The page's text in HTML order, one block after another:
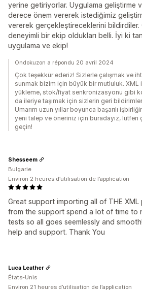
yerine getiriyorlar. Uygulama geliştirme
derece önem vererek istediğimiz
vererek gerçekleştireceklerini bildirdiler.
deneyimli bir ekip oldukları belli. İyi ki
uygulama ve ekip!
Ondokuzon a répondu 20 avril 2024
Çok teşekkür ederiz! Sizlerle çalışmak ve
sunmak bizim için büyük bir mutluluk. XML
yükleme, stok/fiyat senkronizasyonu gibi
da ileriye taşımak için sizlerin geri
Umarım uzun yıllar boyunca başarılı
yeni talep ve öneriniz için buradayız, lütfen
geçin!
Great support importing all of THE XML
from the support spend a lot of time to
tests so all goes seemlessly and
help and support. Thank You
Shesseem
Bulgarie
Environ 2 heures d’utilisation de l’application
Luca Leather
États-Unis
Environ 21 heures d’utilisation de l’application